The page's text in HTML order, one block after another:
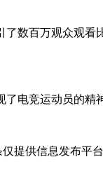
了数百万观众观
电竞运动员的
提供信息发布平